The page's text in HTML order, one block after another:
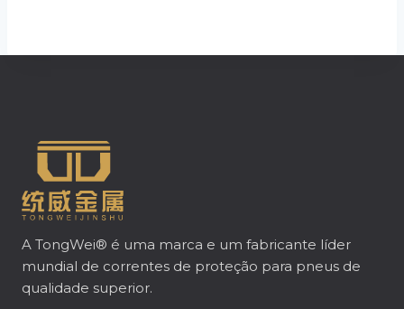
A TongWei® é uma marca e um fabricante líder
mundial de correntes de proteção para pneus de
qualidade superior.